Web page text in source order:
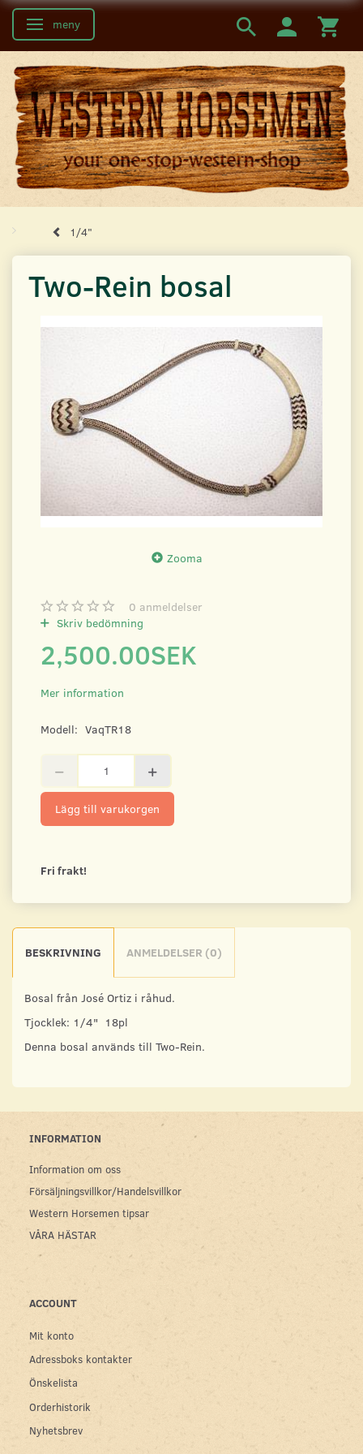
Ändra navigering
meny
1/4"
Two-Rein bosal
Zooma
0 anmeldelser
Skriv bedömning
2,500.00SEK
Mer information
Modell: VaqTR18
Lägg till varukorgen
Fri frakt!
BESKRIVNING ANMELDELSER (0)
Bosal från José Ortiz i råhud.
Tjocklek: 1/4" 18pl
Denna bosal används till Two-Rein.
INFORMATION
Information om oss
Försäljningsvillkor/Handelsvillkor
Western Horsemen tipsar
VÅRA HÄSTAR
ACCOUNT
Mit konto
Adressboks kontakter
Önskelista
Orderhistorik
Nyhetsbrev